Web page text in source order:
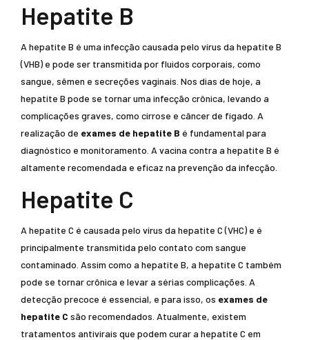
Hepatite B
A hepatite B é uma infecção causada pelo vírus da hepatite B
(VHB) e pode ser transmitida por fluidos corporais, como
sangue, sêmen e secreções vaginais. Nos dias de hoje, a
hepatite B pode se tornar uma infecção crônica, levando a
complicações graves, como cirrose e câncer de fígado. A
realização de exames de hepatite B é fundamental para
diagnóstico e monitoramento. A vacina contra a hepatite B é
altamente recomendada e eficaz na prevenção da infecção.
Hepatite C
A hepatite C é causada pelo vírus da hepatite C (VHC) e é
principalmente transmitida pelo contato com sangue
contaminado. Assim como a hepatite B, a hepatite C também
pode se tornar crônica e levar a sérias complicações. A
detecção precoce é essencial, e para isso, os exames de
hepatite C são recomendados. Atualmente, existem
tratamentos antivirais que podem curar a hepatite C em